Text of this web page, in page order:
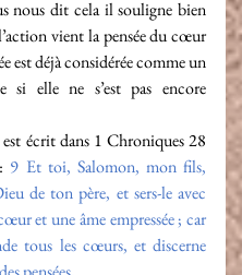
nous dit cela il souligne bien
vient la pensée du cœur
est déjà considérée comme un
si elle ne s’est pas encore
écrit dans 1 Chroniques 28
9 Et toi, Salomon, mon fils,
de ton père, et sers-le avec
et une âme empressée ; car
tous les cœurs, et discerne